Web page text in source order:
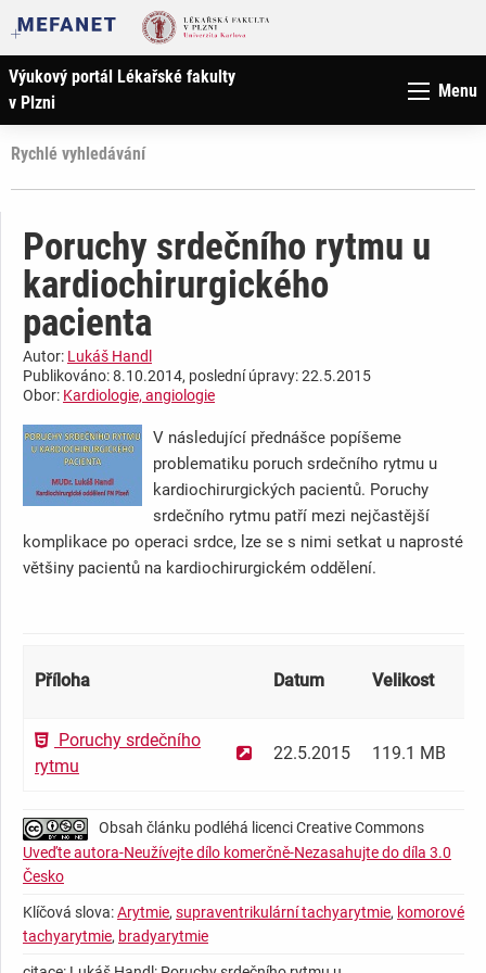
Výukový portál Lékařské fakulty
v Plzni
Menu
Rychlé vyhledávání
Poruchy srdečního rytmu u
kardiochirurgického
pacienta
Autor: Lukáš Handl
Publikováno: 8.10.2014, poslední úpravy: 22.5.2015
Obor: Kardiologie, angiologie
V následující přednášce popíšeme
problematiku poruch srdečního rytmu u
kardiochirurgických pacientů. Poruchy
srdečního rytmu patří mezi nejčastější
komplikace po operaci srdce, lze se s nimi setkat u naprosté
většiny pacientů na kardiochirurgickém oddělení.
Příloha Datum Velikost
Poruchy srdečního
rytmu
22.5.2015 119.1 MB
Obsah článku podléhá licenci Creative Commons
Uveďte autora-Neužívejte dílo komerčně-Nezasahujte do díla 3.0
Česko
Klíčová slova:Arytmie, supraventrikulární tachyarytmie, komorové
tachyarytmie, bradyarytmie